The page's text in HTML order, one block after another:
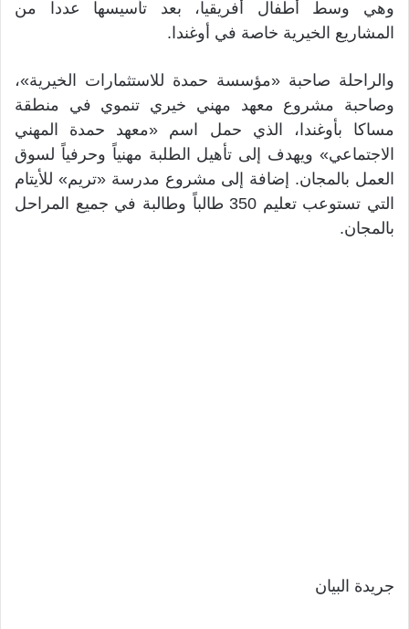
وهي وسط أطفال أفريقيا، بعد تأسيسها عددا من
المشاريع الخيرية خاصة في أوغندا.
والراحلة صاحبة «مؤسسة حمدة للاستثمارات الخيرية»،
وصاحبة مشروع معهد مهني خيري تنموي في منطقة
مساكا بأوغندا، الذي حمل اسم «معهد حمدة المهني
الاجتماعي» ويهدف إلى تأهيل الطلبة مهنياً وحرفياً لسوق
العمل بالمجان. إضافة إلى مشروع مدرسة «تريم» للأيتام
التي تستوعب تعليم 350 طالباً وطالبة في جميع المراحل
بالمجان.
جريدة البيان